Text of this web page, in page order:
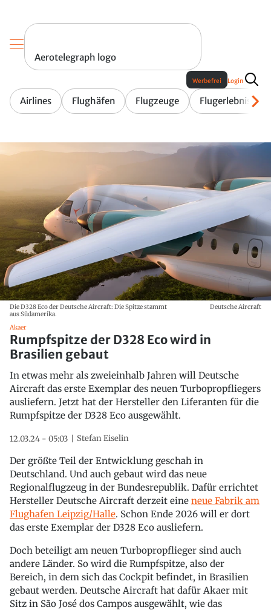
Aerotelegraph logo
Airlines Flughäfen Flugzeuge Flugerlebnis
Werbefrei Login
Die D328 Eco der Deutsche Aircraft: Die Spitze stammt
aus Südamerika.
Deutsche Aircraft
Akaer
Rumpfspitze der D328 Eco wird in
Brasilien gebaut
In etwas mehr als zweieinhalb Jahren will Deutsche
Aircraft das erste Exemplar des neuen Turbopropfliegers
ausliefern. Jetzt hat der Hersteller den Liferanten für die
Rumpfspitze der D328 Eco ausgewählt.
12.03.24 - 05:03 Stefan Eiselin
Der größte Teil der Entwicklung geschah in
Deutschland. Und auch gebaut wird das neue
Regionalflugzeug in der Bundesrepublik. Dafür errichtet
Hersteller Deutsche Aircraft derzeit eine neue Fabrik am
Flughafen Leipzig/Halle. Schon Ende 2026 will er dort
das erste Exemplar der D328 Eco ausliefern.
Doch beteiligt am neuen Turbopropflieger sind auch
andere Länder. So wird die Rumpfspitze, also der
Bereich, in dem sich das Cockpit befindet, in Brasilien
gebaut werden. Deutsche Aircraft hat dafür Akaer mit
Sitz in São José dos Campos ausgewählt, wie das